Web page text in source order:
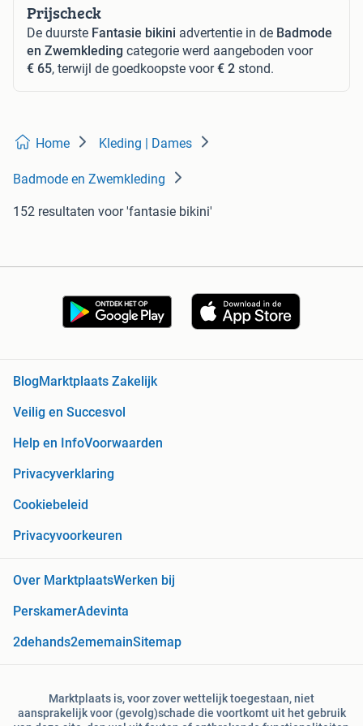
Prijscheck
De duurste Fantasie bikini advertentie in de Badmode
en Zwemkleding categorie werd aangeboden voor
€ 65, terwijl de goedkoopste voor€ 2 stond.
Home Kleding | Dames
Badmode en Zwemkleding
152 resultaten voor 'fantasie bikini'
Blog Marktplaats Zakelijk
Veilig en Succesvol
Help en InfoVoorwaarden
Privacyverklaring
Cookiebeleid
Privacyvoorkeuren
Over MarktplaatsWerken bij
PerskamerAdevinta
2dehands2ememainSitemap
Marktplaats is, voor zover wettelijk toegestaan, niet
aansprakelijk voor (gevolg)schade die voortkomt uit het gebruik